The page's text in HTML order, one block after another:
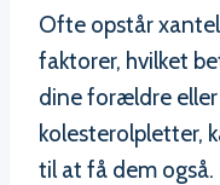
Ofte opstår
faktorer, hvilket
dine forældre
kolesterolpletter,
til at få dem